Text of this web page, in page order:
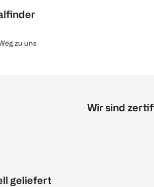
zu uns
geliefert
Wir sind